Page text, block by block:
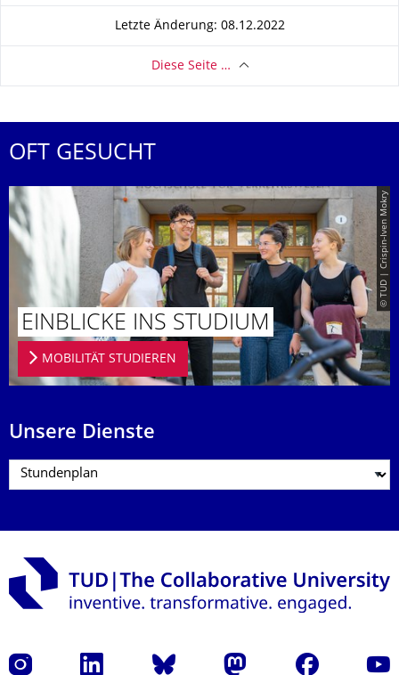
Letzte Änderung: 08.12.2022
Diese Seite …
OFT GESUCHT
© TUD | Crispin-Iven Mokry
EINBLICKE INS STUDIUM
MOBILITÄT STUDIEREN
Unsere Dienste
Instagram LinkedIn Bluesky Mastodon Facebook